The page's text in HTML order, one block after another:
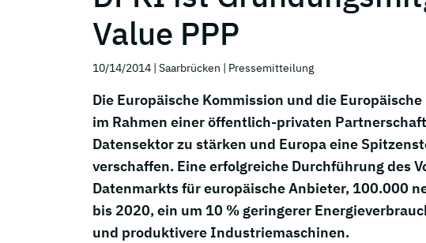
Value PPP
10/14/2014 | Saarbrücken | Pressemitteilung
Die Europäische Kommission und die
im Rahmen einer öffentlich-privaten
Datensektor zu stärken und Europa eine
verschaffen. Eine erfolgreiche Durchführung des
Datenmarkts für europäische Anbieter, 100.000
bis 2020, ein um 10 % geringerer
und produktivere Industriemaschinen.